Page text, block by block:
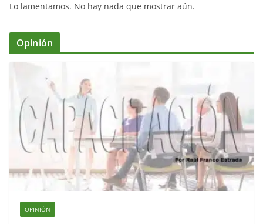
Lo lamentamos. No hay nada que mostrar aún.
Opinión
OPINIÓN